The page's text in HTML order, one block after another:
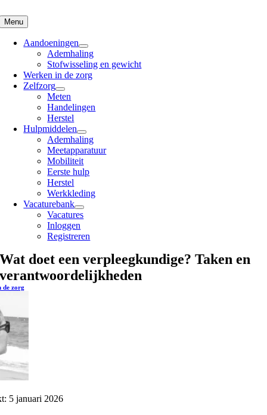
to
content
Menu
Aandoeningen
Ademhaling
Stofwisseling en gewicht
Werken in de zorg
Zelfzorg
Meten
Handelingen
Herstel
Hulpmiddelen
Ademhaling
Meetapparatuur
Mobiliteit
Eerste hulp
Herstel
Werkkleding
Vacaturebank
Vacatures
Inloggen
Registreren
Wat doet een verpleegkundige? Taken en
verantwoordelijkheden
de zorg
5 januari 2026